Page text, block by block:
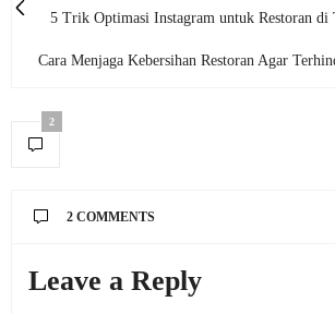
5 Trik Optimasi Instagram untuk Restoran di
Cara Menjaga Kebersihan Restoran Agar
2
2 COMMENTS
Leave a Reply